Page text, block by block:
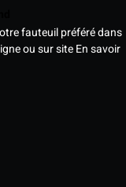
fauteuil préféré dans
ou sur siteEn savoir